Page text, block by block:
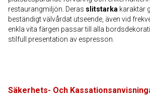
restaurangmiljön. Deras slitstarka karaktär
beständigt välvårdat utseende, även vid
enkla vita färgen passar till alla
stilfull presentation av espresson.
Säkerhets- Och